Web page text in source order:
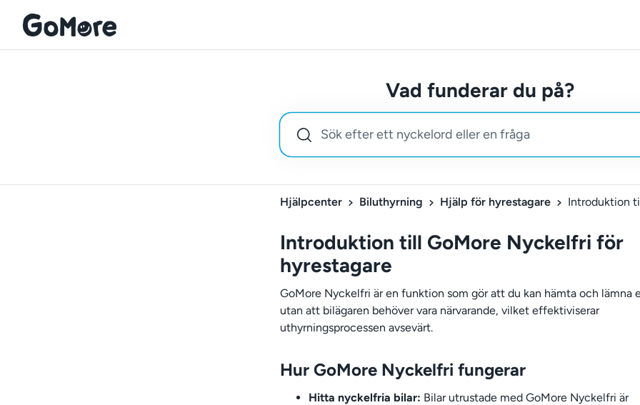
Vad funderar du på?
Hjälpcenter Biluthyrning Hjälp för hyrestagare
Introduktion till GoMore Nyckelfri för
hyrestagare
GoMore Nyckelfri är en funktion som gör att du kan hämta och lämna
utan att bilägaren behöver vara närvarande, vilket effektiviserar
uthyrningsprocessen avsevärt.
Hur GoMore Nyckelfri fungerar
Hitta nyckelfria bilar: Bilar utrustade med GoMore Nyckelfri är